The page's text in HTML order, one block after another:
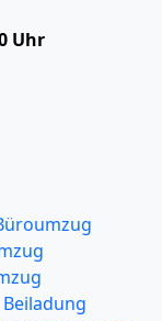
Uhr
Beiladung